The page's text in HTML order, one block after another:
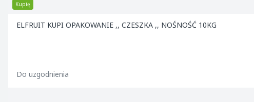
Kupię
ELFRUIT KUPI OPAKOWANIE ,, CZESZKA ,, NOŚNOŚĆ 10KG
Do uzgodnienia